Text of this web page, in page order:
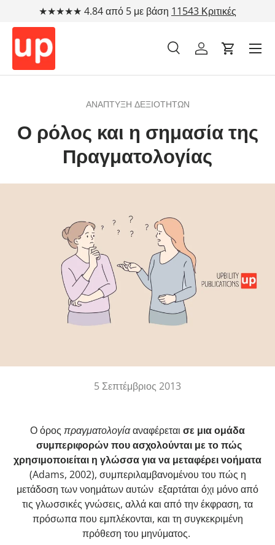
★★★★★ 4.84 από 5 με βάση 11543 Κριτικές
Αναζήτηση
Τύπος προϊόντος
ΑναζήτησηΛογαριασμός
Cart
ΑΝΆΠΤΥΞΗ ΔΕΞΙΟΤΉΤΩΝ
Ο ρόλος και η σημασία της
Πραγματολογίας
5 Σεπτέμβριος 2013
Ο όρος πραγματολογίααναφέρεται σε μια ομάδα
συμπεριφορών που ασχολούνται με το πώς
χρησιμοποιείται η γλώσσα για να μεταφέρει νοήματα
(Adams, 2002), συμπεριλαμβανομένου του πώς η
μετάδοση των νοημάτων αυτών εξαρτάται όχι μόνο από
τις γλωσσικές γνώσεις, αλλά και από την έκφραση, τα
πρόσωπα που εμπλέκονται, και τη συγκεκριμένη
πρόθεση του μηνύματος.